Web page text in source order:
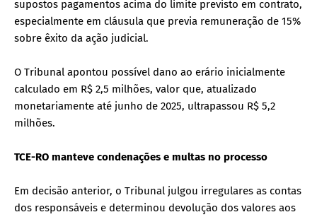
supostos pagamentos acima do limite previsto em contrato,
especialmente em cláusula que previa remuneração de 15%
sobre êxito da ação judicial.
O Tribunal apontou possível dano ao erário inicialmente
calculado em R$ 2,5 milhões, valor que, atualizado
monetariamente até junho de 2025, ultrapassou R$ 5,2
milhões.
TCE-RO manteve condenações e multas no processo
Em decisão anterior, o Tribunal julgou irregulares as contas
dos responsáveis e determinou devolução dos valores aos